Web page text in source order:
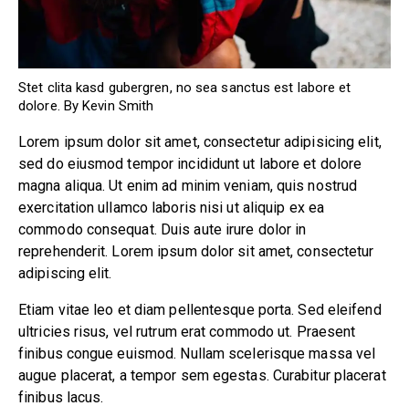
Stet clita kasd gubergren, no sea sanctus est labore et
dolore. ByKevin Smith
Lorem ipsum dolor sit amet, consectetur adipisicing elit,
sed do eiusmod tempor incididunt ut labore et dolore
magna aliqua. Ut enim ad minim veniam, quis nostrud
exercitation ullamco laboris nisi ut aliquip ex ea
commodo consequat. Duis aute irure dolor in
reprehenderit. Lorem ipsum dolor sit amet, consectetur
adipiscing elit.
Etiam vitae leo et diam pellentesque porta. Sed eleifend
ultricies risus, vel rutrum erat commodo ut. Praesent
finibus congue euismod. Nullam scelerisque massa vel
augue placerat, a tempor sem egestas. Curabitur placerat
finibus lacus.